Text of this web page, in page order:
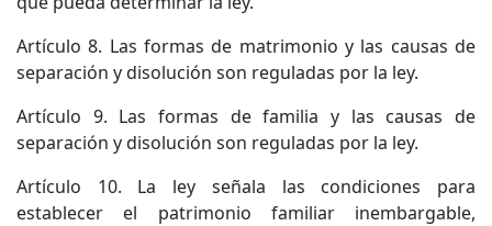
Artículo 8. Las formas de matrimonio y las causas de
separación y disolución son reguladas por la ley.
Artículo 9. Las formas de familia y las causas de
separación y disolución son reguladas por la ley.
Artículo 10. La ley señala las condiciones para
establecer el patrimonio familiar inembargable,